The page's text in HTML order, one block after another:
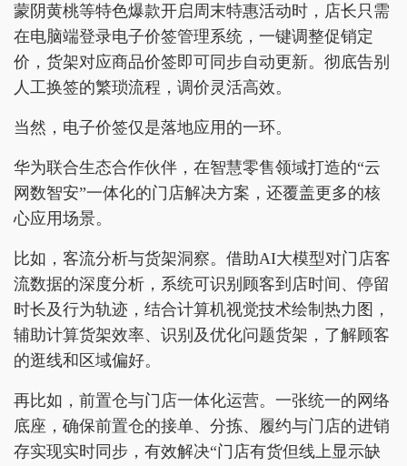
蒙阴黄桃等特色爆款开启周末特惠活动时，店长只需
在电脑端登录电子价签管理系统，一键调整促销定
价，货架对应商品价签即可同步自动更新。彻底告别
人工换签的繁琐流程，调价灵活高效。
当然，电子价签仅是落地应用的一环。
华为联合生态合作伙伴，在智慧零售领域打造的“云
网数智安”一体化的门店解决方案，还覆盖更多的核
心应用场景。
比如，客流分析与货架洞察。借助AI大模型对门店客
流数据的深度分析，系统可识别顾客到店时间、停留
时长及行为轨迹，结合计算机视觉技术绘制热力图，
辅助计算货架效率、识别及优化问题货架，了解顾客
的逛线和区域偏好。
再比如，前置仓与门店一体化运营。一张统一的网络
底座，确保前置仓的接单、分拣、履约与门店的进销
存实现实时同步，有效解决“门店有货但线上显示缺